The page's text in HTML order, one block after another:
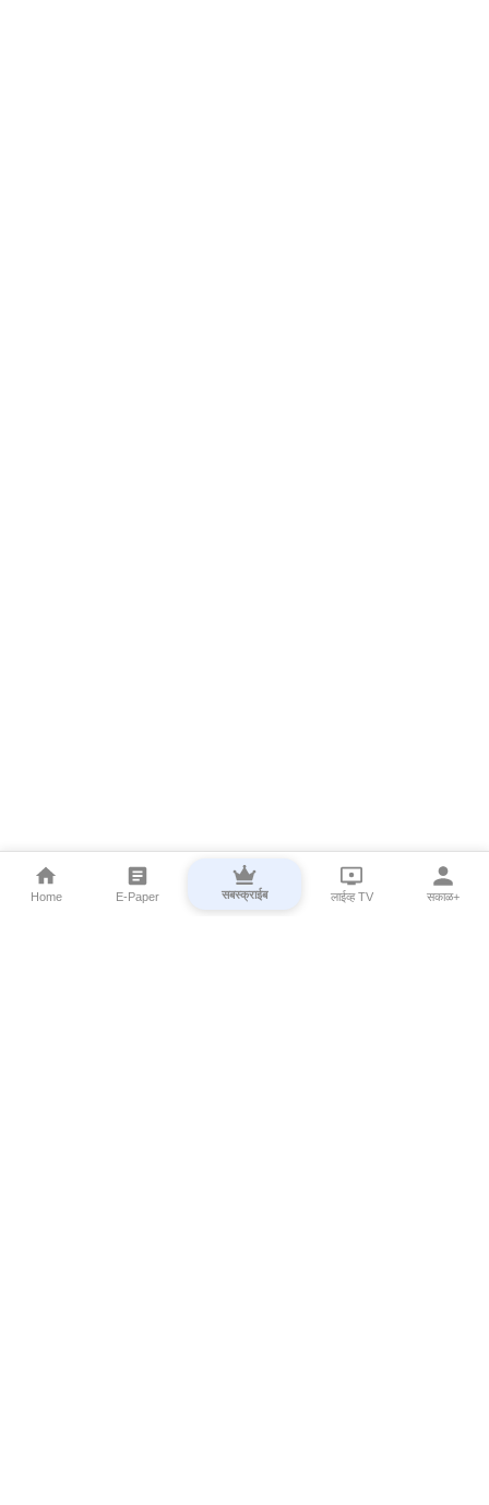
Home E-Paper सबस्क्राईब लाईव्ह TV सकाळ+